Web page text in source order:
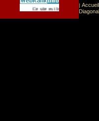
Ce site est list� dans la
| Accueil